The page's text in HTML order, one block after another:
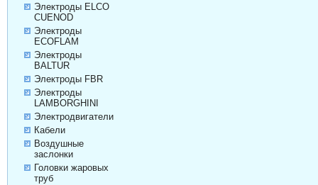
Электроды ELCO
CUENOD
Электроды
ECOFLAM
Электроды
BALTUR
Электроды FBR
Электроды
LAMBORGHINI
Электродвигатели
Кабели
Воздушные
заслонки
Головки жаровых
труб